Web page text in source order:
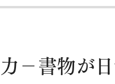
－書物が